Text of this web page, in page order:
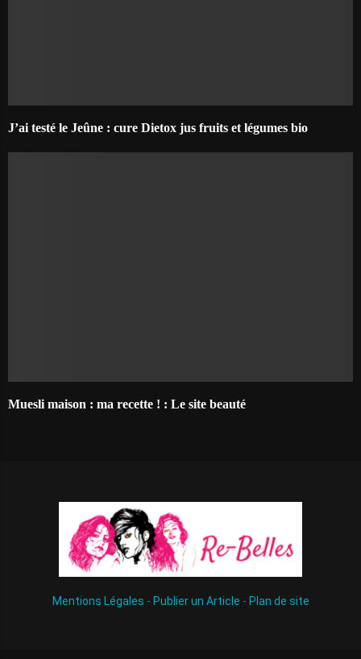
J’ai testé le Jeûne : cure Dietox jus fruits et légumes bio
Muesli maison : ma recette ! : Le site beauté
Mentions Légales - Publier un Article - Plan de site